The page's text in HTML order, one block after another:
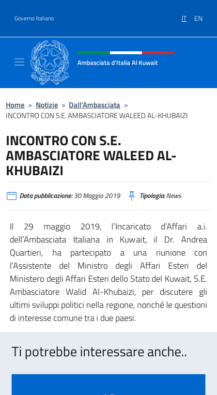
Governo Italiano IT EN
Intestazione sito, social e menù
Ambasciata d'Italia Al Kuwait
Home > Notizie > Dall’Ambasciata >
INCONTRO CON S.E. AMBASCIATORE WALEED AL-KHUBAIZI
INCONTRO CON S.E.
AMBASCIATORE WALEED AL-
KHUBAIZI
Data pubblicazione:30 Maggio 2019 Tipologia:News
Il 29 maggio 2019, l’Incaricato d’Affari a.i.
dell’Ambasciata Italiana in Kuwait, il Dr. Andrea
Quartieri, ha partecipato a una riunione con
l’Assistente del Ministro degli Affari Esteri del
Ministero degli Affari Esteri dello Stato del Kuwait, S.E.
Ambasciatore Walid Al-Khubaizi, per discutere gli
ultimi sviluppi politici nella regione, nonché le questioni
di interesse comune tra i due paesi.
Ti potrebbe interessare anche..